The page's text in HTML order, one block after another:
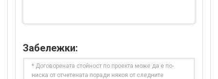
Забележки:
* Договорената стойност по проекта може да е по-
ниска от отчетената поради някоя от следните